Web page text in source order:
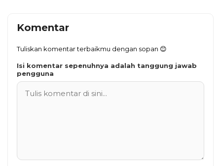
Komentar
Tuliskan komentar terbaikmu dengan sopan 😊
Isi komentar sepenuhnya adalah tanggung jawab
pengguna